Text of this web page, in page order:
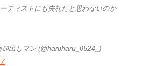
ティストにも失礼だと思わないのか
ﾛ出しマン (@haruharu_0524_)